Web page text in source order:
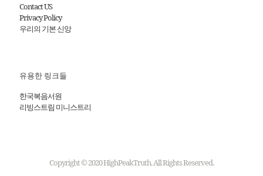
Contact US
Privacy Policy
우리의 기본 신앙
유용한 링크들
한국복음서원
리빙스트림 미니스트리
Copyright © 2020 HighPeakTruth. All Rights Reserved.